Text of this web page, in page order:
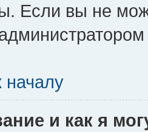
Если вы не
началу
и как я